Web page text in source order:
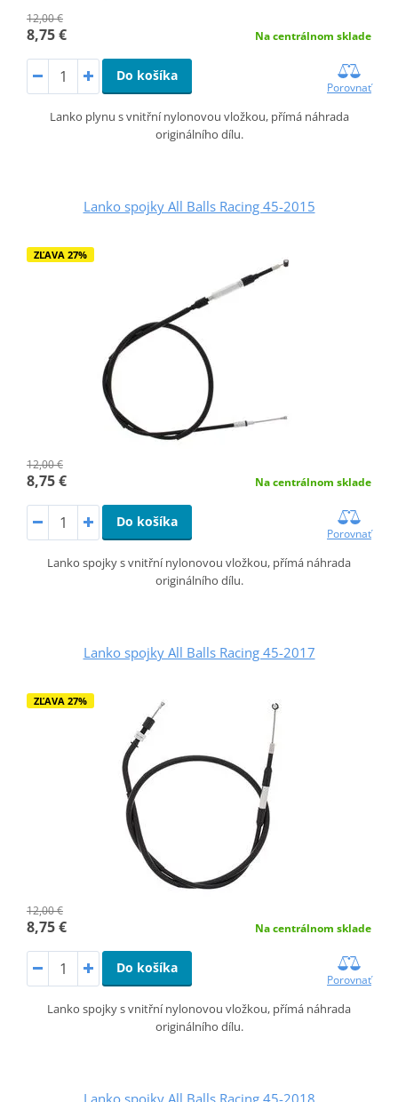
12,00 €
8,75 € Na centrálnom sklade
Do košíka
Porovnať
Lanko plynu s vnitřní nylonovou vložkou, přímá náhrada
originálního dílu.
Lanko spojky All Balls Racing 45-2015
ZĽAVA 27%
12,00 €
8,75 € Na centrálnom sklade
Do košíka
Porovnať
Lanko spojky s vnitřní nylonovou vložkou, přímá náhrada
originálního dílu.
Lanko spojky All Balls Racing 45-2017
ZĽAVA 27%
12,00 €
8,75 € Na centrálnom sklade
Do košíka
Porovnať
Lanko spojky s vnitřní nylonovou vložkou, přímá náhrada
originálního dílu.
Lanko spojky All Balls Racing 45-2018